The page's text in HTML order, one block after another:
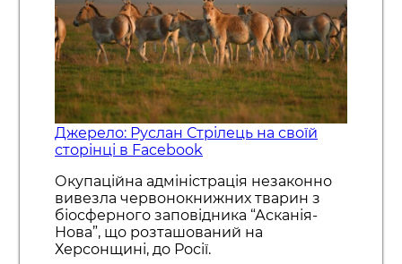
Джерело: Руслан Стрілець на своїй
сторінці в Facebook
Окупаційна адміністрація незаконно
вивезла червонокнижних тварин з
біосферного заповідника “Асканія-
Нова”, що розташований на
Херсонщині, до Росії.